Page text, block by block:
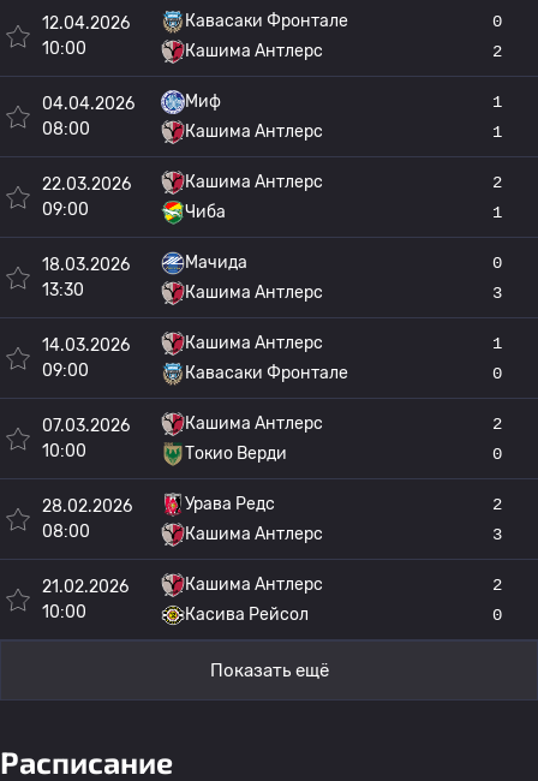
12.04.2026
10:00
Кавасаки Фронтале
Кашима Антлерс
0
2
04.04.2026
08:00
Миф
Кашима Антлерс
1
1
22.03.2026
09:00
Кашима Антлерс
Чиба
2
1
18.03.2026
13:30
Мачида
Кашима Антлерс
0
3
14.03.2026
09:00
Кашима Антлерс
Кавасаки Фронтале
1
0
07.03.2026
10:00
Кашима Антлерс
Токио Верди
2
0
28.02.2026
08:00
Урава Редс
Кашима Антлерс
2
3
21.02.2026
10:00
Кашима Антлерс
Касива Рейсол
2
0
Показать ещё
Расписание